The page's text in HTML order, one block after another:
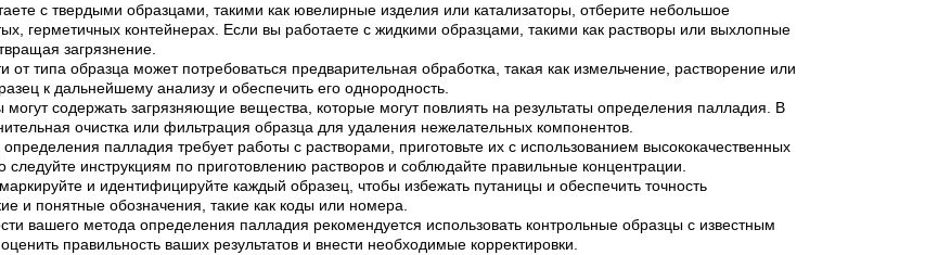
с твердыми образцами, такими как ювелирные изделия или катализаторы, отберите небольшое
герметичных контейнерах. Если вы работаете с жидкими образцами, такими как растворы или выхлопные
загрязнение.
от типа образца может потребоваться предварительная обработка, такая как измельчение, растворение или
к дальнейшему анализу и обеспечить его однородность.
содержать загрязняющие вещества, которые могут повлиять на результаты определения палладия. В
очистка или фильтрация образца для удаления нежелательных компонентов.
палладия требует работы с растворами, приготовьте их с использованием высококачественных
следуйте инструкциям по приготовлению растворов и соблюдайте правильные концентрации.
и идентифицируйте каждый образец, чтобы избежать путаницы и обеспечить точность
и понятные обозначения, такие как коды или номера.
вашего метода определения палладия рекомендуется использовать контрольные образцы с известным
правильность ваших результатов и внести необходимые корректировки.